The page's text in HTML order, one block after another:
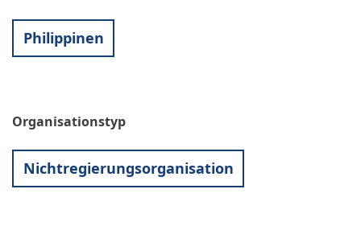
Philippinen
Organisationstyp
Nichtregierungsorganisation